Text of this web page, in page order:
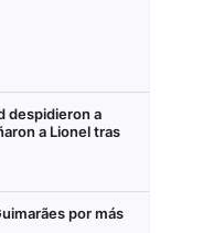
despidieron a
a Lionel tras
por más